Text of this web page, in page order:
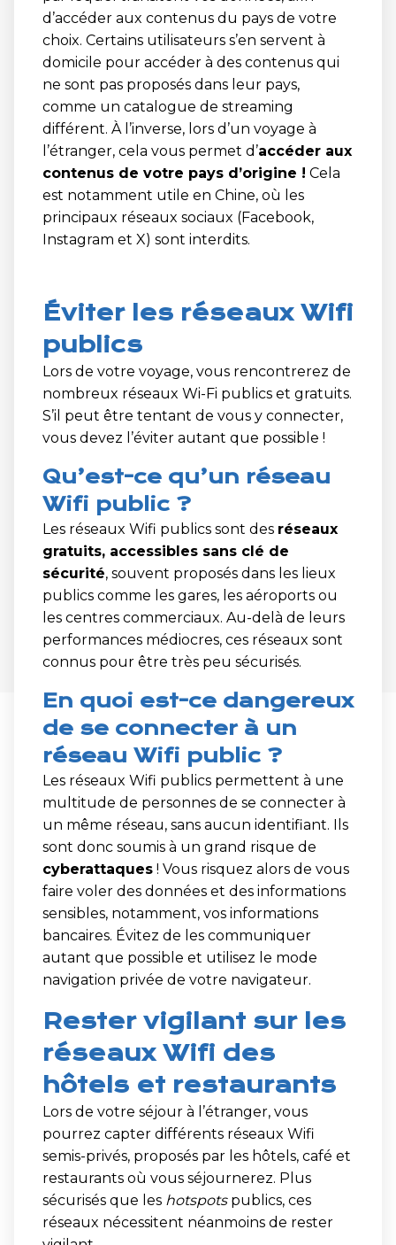
d’accéder aux contenus du pays de votre
choix. Certains utilisateurs s’en servent à
domicile pour accéder à des contenus qui
ne sont pas proposés dans leur pays,
comme un catalogue de streaming
différent. À l’inverse, lors d’un voyage à
l’étranger, cela vous permet d’accéder aux
contenus de votre pays d’origine ! Cela
est notamment utile en Chine, où les
principaux réseaux sociaux (Facebook,
Instagram et X) sont interdits.
Éviter les réseaux Wifi
publics
Lors de votre voyage, vous rencontrerez de
nombreux réseaux Wi-Fi publics et gratuits.
S’il peut être tentant de vous y connecter,
vous devez l’éviter autant que possible !
Qu’est-ce qu’un réseau
Wifi public ?
Les réseaux Wifi publics sont des réseaux
gratuits, accessibles sans clé de
sécurité, souvent proposés dans les lieux
publics comme les gares, les aéroports ou
les centres commerciaux. Au-delà de leurs
performances médiocres, ces réseaux sont
connus pour être très peu sécurisés.
En quoi est-ce dangereux
de se connecter à un
réseau Wifi public ?
Les réseaux Wifi publics permettent à une
multitude de personnes de se connecter à
un même réseau, sans aucun identifiant. Ils
sont donc soumis à un grand risque de
cyberattaques ! Vous risquez alors de vous
faire voler des données et des informations
sensibles, notamment, vos informations
bancaires. Évitez de les communiquer
autant que possible et utilisez le mode
navigation privée de votre navigateur.
Rester vigilant sur les
réseaux Wifi des
hôtels et restaurants
Lors de votre séjour à l’étranger, vous
pourrez capter différents réseaux Wifi
semis-privés, proposés par les hôtels, café et
restaurants où vous séjournerez. Plus
sécurisés que les hotspots publics, ces
réseaux nécessitent néanmoins de rester